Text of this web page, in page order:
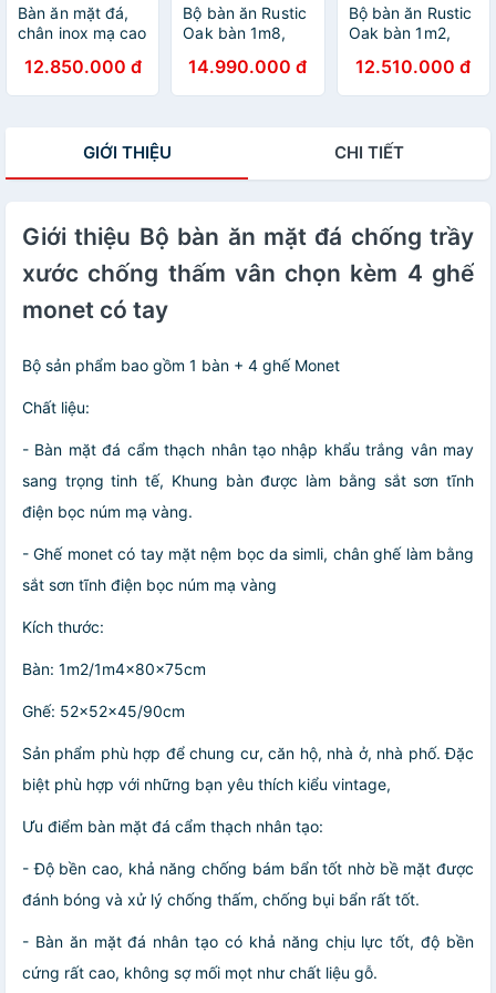
Bàn ăn mặt đá,
chân inox mạ cao
Juno Sofa 1m6 x
80 cm và 6 ghế
12.850.000 đ
Bộ bàn ăn Rustic
Oak bàn 1m8,
sofa ( Vàng Gỗ
Tự Nhiên)
14.990.000 đ
Bộ bàn ăn Rustic
Oak bàn 1m2,
sofa ( Vàng Gỗ
Tự Nhiên)
12.510.000 đ
GIỚI THIỆU CHI TIẾT
Giới thiệu Bộ bàn ăn mặt đá chống trầy
xước chống thấm vân chọn kèm 4 ghế
monet có tay
Bộ sản phẩm bao gồm 1 bàn + 4 ghế Monet
Chất liệu:
- Bàn mặt đá cẩm thạch nhân tạo nhập khẩu trắng vân may
sang trọng tinh tế, Khung bàn được làm bằng sắt sơn tĩnh
điện bọc núm mạ vàng.
- Ghế monet có tay mặt nệm bọc da simli, chân ghế làm bằng
sắt sơn tĩnh điện bọc núm mạ vàng
Kích thước:
Bàn: 1m2/1m4x80x75cm
Ghế: 52x52x45/90cm
Sản phẩm phù hợp để chung cư, căn hộ, nhà ở, nhà phố. Đặc
biệt phù hợp với những bạn yêu thích kiểu vintage,
Ưu điểm bàn mặt đá cẩm thạch nhân tạo:
- Độ bền cao, khả năng chống bám bẩn tốt nhờ bề mặt được
đánh bóng và xử lý chống thấm, chống bụi bẩn rất tốt.
- Bàn ăn mặt đá nhân tạo có khả năng chịu lực tốt, độ bền
cứng rất cao, không sợ mối mọt như chất liệu gỗ.